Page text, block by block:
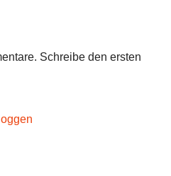
Schreibe den ersten